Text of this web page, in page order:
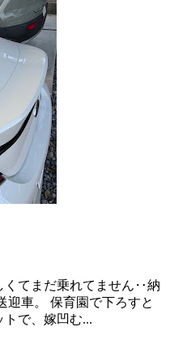
くてまだ乗れてません‥納
車。 保育園で下ろすと
トで、嫁凹む...